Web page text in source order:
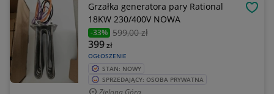
Grzałka generatora pary Rational
18KW 230/400V NOWA
-33% 599,00 zł
OGŁOSZENIE
399zł
STAN: NOWY
SPRZEDAJĄCY: OSOBA PRYWATNA
Zielona Góra